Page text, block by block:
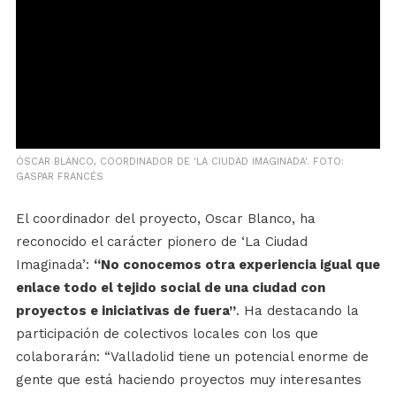
ÓSCAR BLANCO, COORDINADOR DE 'LA CIUDAD IMAGINADA'. FOTO:
GASPAR FRANCÉS
El coordinador del proyecto, Oscar Blanco, ha
reconocido el carácter pionero de ‘La Ciudad
Imaginada’: “No conocemos otra experiencia igual que
enlace todo el tejido social de una ciudad con
proyectos e iniciativas de fuera”. Ha destacando la
participación de colectivos locales con los que
colaborarán: “Valladolid tiene un potencial enorme de
gente que está haciendo proyectos muy interesantes